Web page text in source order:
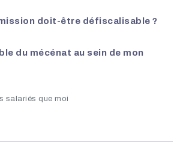
doit-être défiscalisable ?
du mécénat au sein de mon
salariés que moi